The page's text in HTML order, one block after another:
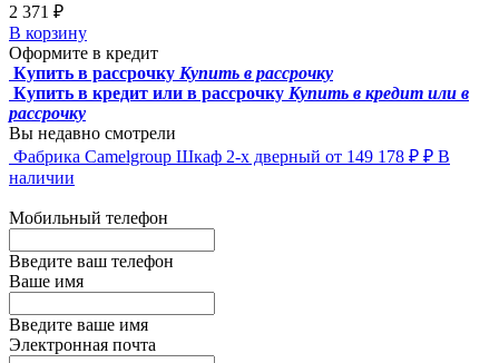
2 371 ₽
В корзину
Оформите в кредит
Купить в рассрочку Купить в рассрочку
Купить в кредит или в рассрочку Купить в кредит или в
рассрочку
Вы недавно смотрели
Фабрика Camelgroup Шкаф 2-х дверный от 149 178 ₽ ₽ В
наличии
Мобильный телефон
Введите ваш телефон
Ваше имя
Введите ваше имя
Электронная почта